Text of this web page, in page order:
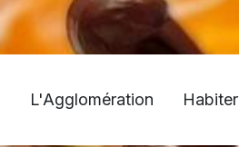
L'Agglomération Habiter